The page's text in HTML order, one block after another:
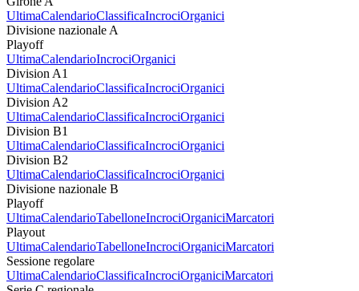
UltimaCalendarioClassificaIncrociOrganici
Divisione nazionale A
Playoff
UltimaCalendarioIncrociOrganici
Division A1
UltimaCalendarioClassificaIncrociOrganici
Division A2
UltimaCalendarioClassificaIncrociOrganici
Division B1
UltimaCalendarioClassificaIncrociOrganici
Division B2
UltimaCalendarioClassificaIncrociOrganici
Divisione nazionale B
Playoff
UltimaCalendarioTabelloneIncrociOrganiciMarcatori
Playout
UltimaCalendarioTabelloneIncrociOrganiciMarcatori
Sessione regolare
UltimaCalendarioClassificaIncrociOrganiciMarcatori